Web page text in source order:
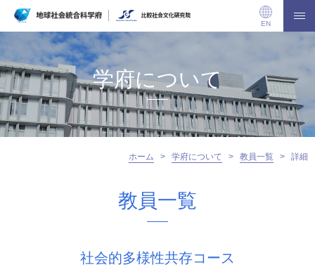
EN
学府について
ホーム > 学府について > 教員一覧 > 詳細
教員一覧
社会的多様性共存コース